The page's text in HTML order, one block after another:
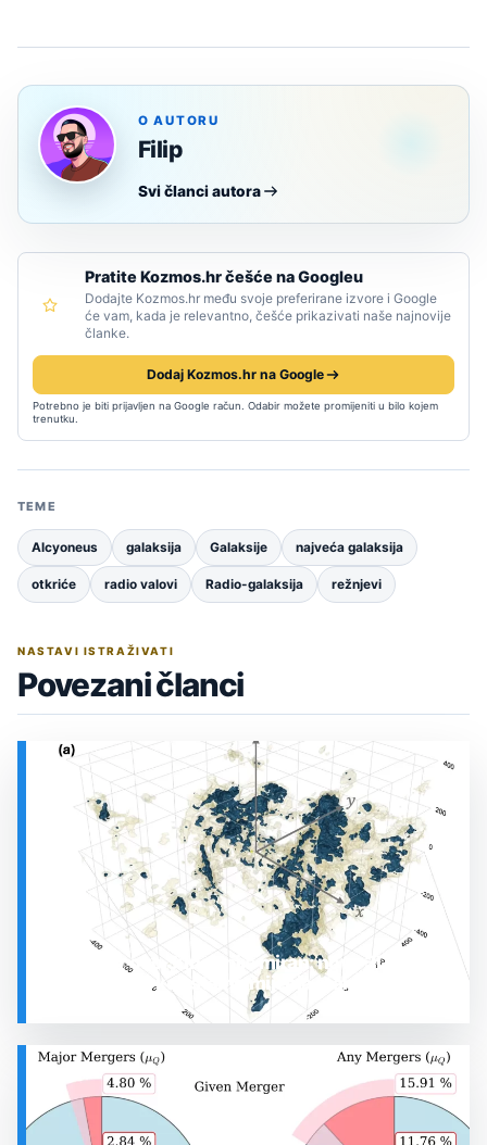
O AUTORU
Filip
Svi članci autora
Pratite Kozmos.hr češće na Googleu
Dodajte Kozmos.hr među svoje preferirane izvore i Google
će vam, kada je relevantno, češće prikazivati naše najnovije
članke.
Dodaj Kozmos.hr na Google
Potrebno je biti prijavljen na Google račun. Odabir možete promijeniti u bilo kojem
trenutku.
TEME
Alcyoneus galaksija Galaksije najveća galaksija
otkriće radio valovi Radio-galaksija režnjevi
NASTAVI ISTRAŽIVATI
Povezani članci
SVEMIR
Prostor oko Sunca nije miran: nova 3D karta
otkrila plin koji stalno mijenja stanje